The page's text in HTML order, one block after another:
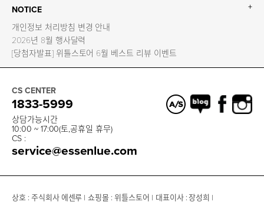
NOTICE
개인정보 처리방침 변경 안내
2026년 8월 행사달력
[당첨자발표] 위틀스토어 6월 베스트 리뷰 이벤트
+
CS CENTER
1833-5999
상담가능시간
10:00 ~ 17:00(토,공휴일 휴무)
CS :
service@essenlue.com
상호 : 주식회사 에센루 | 쇼핑몰 : 위틀스토어 | 대표이사 : 장성희 |